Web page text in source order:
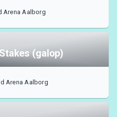
Arena Aalborg
(galop)
Arena Aalborg